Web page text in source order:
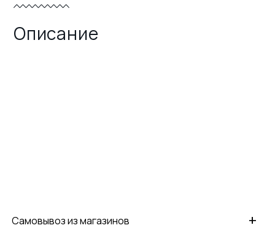
Описание
+
Самовывоз из магазинов